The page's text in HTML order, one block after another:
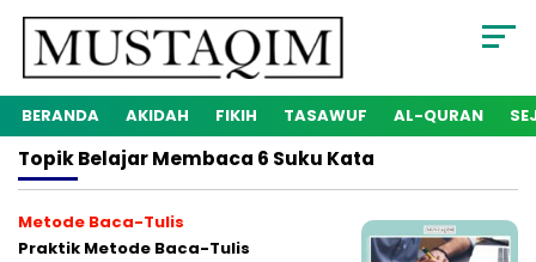
BERANDA AKIDAH FIKIH TASAWUF AL-QURAN
TopikBelajar Membaca 6 Suku Kata
Metode Baca-Tulis
Praktik Metode Baca-Tulis